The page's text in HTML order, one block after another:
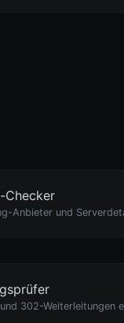
Checker